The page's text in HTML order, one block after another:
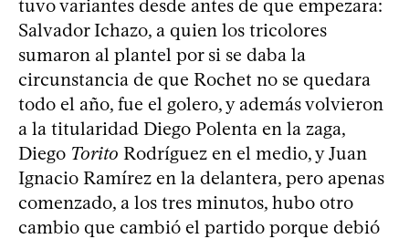
tuvo variantes desde antes de que empezara:
Salvador Ichazo, a quien los tricolores
sumaron al plantel por si se daba la
circunstancia de que Rochet no se quedara
todo el año, fue el golero, y además volvieron
a la titularidad Diego Polenta en la zaga,
Diego Torito Rodríguez en el medio, y Juan
Ignacio Ramírez en la delantera, pero apenas
comenzado, a los tres minutos, hubo otro
cambio que cambió el partido porque debió